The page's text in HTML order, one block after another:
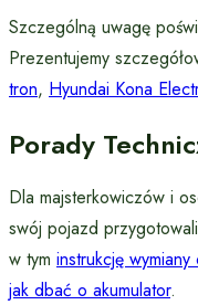
Szczególną uwagę
Prezentujemy
tron, Hyundai Kona
Porady
Dla majsterkowiczów i
swój pojazd
w tym instrukcję wymiany
jak dbać o akumulator.